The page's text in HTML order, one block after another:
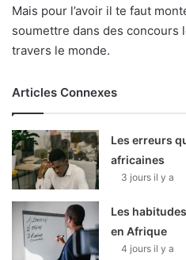
Mais pour l’avoir il te faut
soumettre dans des concours
travers le monde.
Articles Connexes
Les erreurs
africaines
3 jours il y a
Les
en Afrique
4 jours il y a